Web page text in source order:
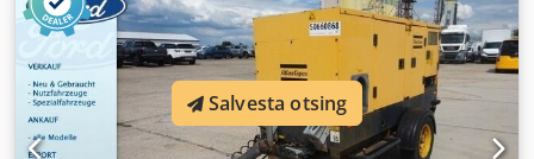
Salvesta otsing